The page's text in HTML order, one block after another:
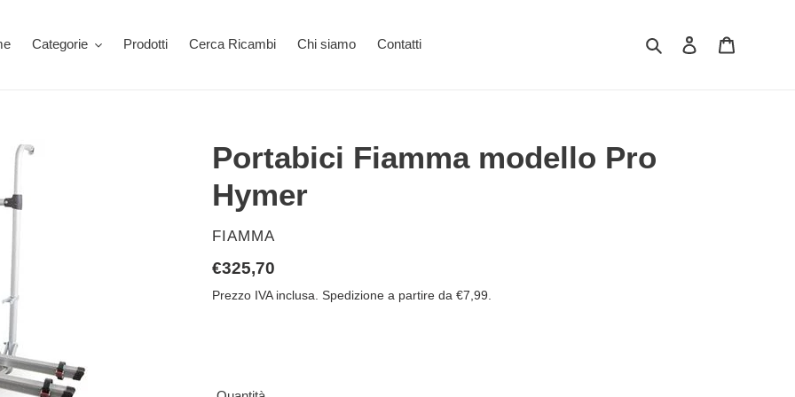
Categorie Prodotti Cerca Ricambi Chi siamo Contatti Cerca Accedi
Portabici Fiamma modello Pro
Hymer
VENDITORE
FIAMMA
Prezzo
di
€325,70
Prezzo IVA inclusa. Spedizione a partire da €7,99.